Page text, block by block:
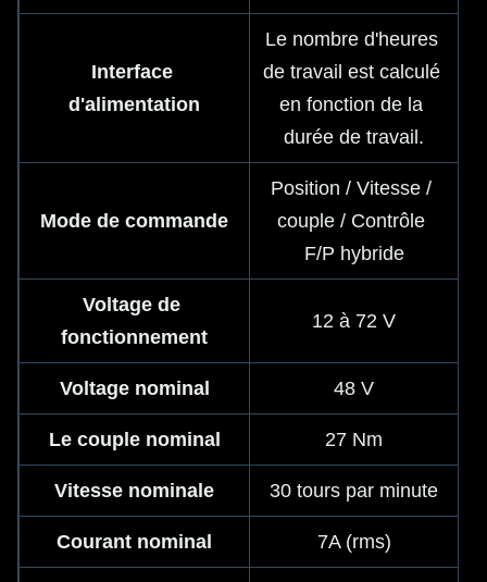
Interface
d'alimentation
Le nombre d'heures
de travail est calculé
en fonction de la
durée de travail.
Mode de commande
Position / Vitesse /
couple / Contrôle
F/P hybride
Voltage de
fonctionnement
12 à 72 V
Voltage nominal 48 V
Le couple nominal 27 Nm
Vitesse nominale 30 tours par minute
Courant nominal 7A (rms)